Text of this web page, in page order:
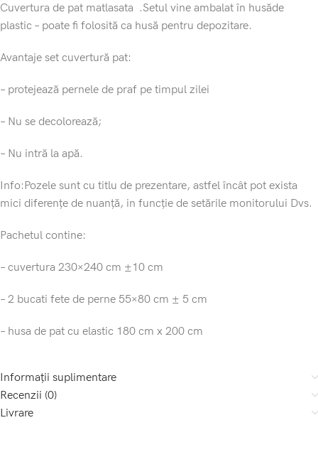
Cuvertura de pat matlasata .Setul vine ambalat în husăde
plastic – poate fi folosită ca husă pentru depozitare.
Avantaje set cuvertură pat:
– protejează pernele de praf pe timpul zilei
– Nu se decolorează;
– Nu intră la apă.
Info:Pozele sunt cu titlu de prezentare, astfel încât pot exista
mici diferențe de nuanță, in funcție de setările monitorului Dvs.
Pachetul contine:
– cuvertura 230×240 cm ±10 cm
– 2 bucati fete de perne 55×80 cm ± 5 cm
– husa de pat cu elastic 180 cm x 200 cm
Informații suplimentare
Recenzii (0)
Livrare